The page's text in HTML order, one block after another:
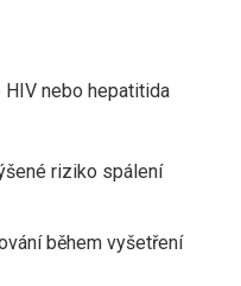
HIV nebo hepatitida
riziko spálení
během vyšetření